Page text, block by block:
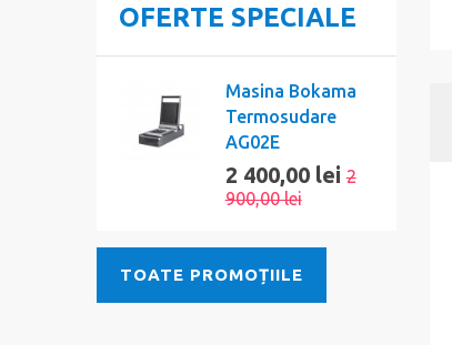
OFERTE SPECIALE
Masina Bokama
Termosudare
AG02E
2 400,00 lei2
900,00 lei
TOATE PROMOȚIILE